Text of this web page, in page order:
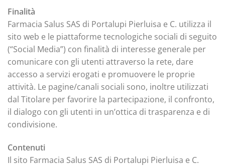
Finalità
Farmacia Salus SAS di Portalupi Pierluisa e C. utilizza il
sito web e le piattaforme tecnologiche sociali di seguito
(“Social Media”) con finalità di interesse generale per
comunicare con gli utenti attraverso la rete, dare
accesso a servizi erogati e promuovere le proprie
attività. Le pagine/canali sociali sono, inoltre utilizzati
dal Titolare per favorire la partecipazione, il confronto,
il dialogo con gli utenti in un’ottica di trasparenza e di
condivisione.
Contenuti
Il sito Farmacia Salus SAS di Portalupi Pierluisa e C.